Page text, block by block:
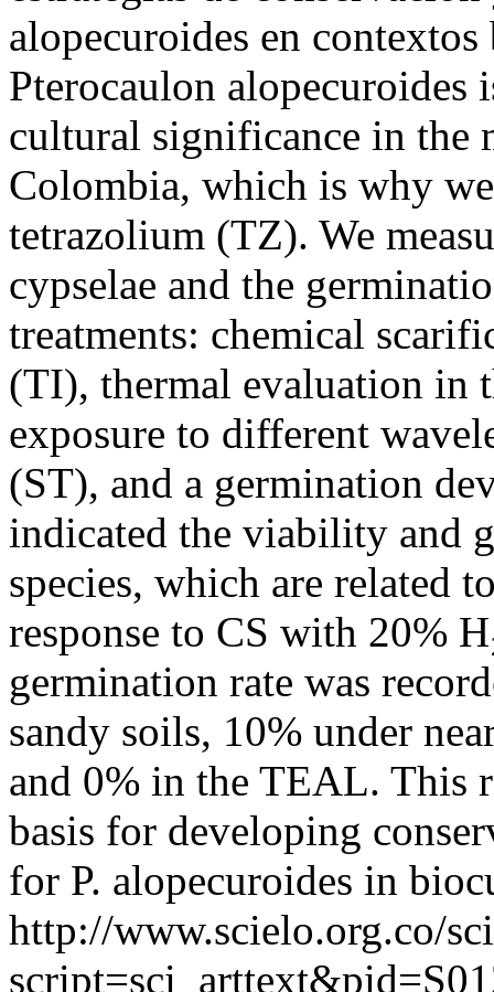
alopecuroides en
Pterocaulon alopecuroides
cultural significance in the
Colombia, which is why
tetrazolium (TZ). We
cypselae and the
treatments: chemical
(TI), thermal evaluation in
exposure to different
(ST), and a germination
indicated the viability and
species, which are related
response to CS with 20%
germination rate was
sandy soils, 10% under
and 0% in the TEAL. This
basis for developing
for P. alopecuroides in
http://www.scielo.org.co/